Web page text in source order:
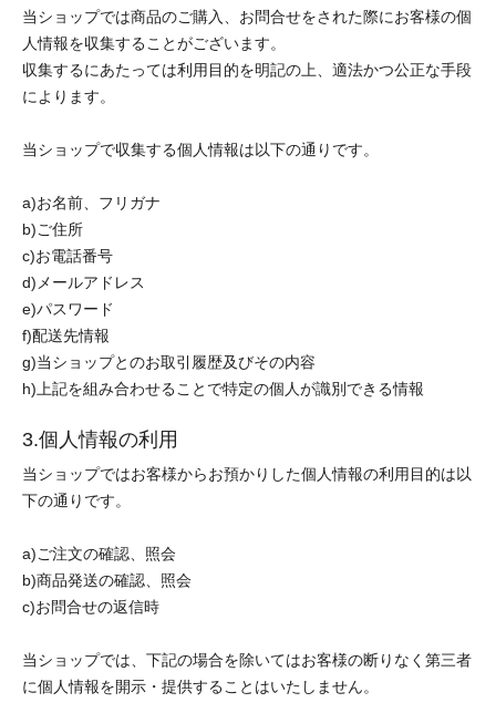
当ショップでは商品のご購入、お問合せをされた際にお客様の個
人情報を収集することがございます。
収集するにあたっては利用目的を明記の上、適法かつ公正な手段
によります。
当ショップで収集する個人情報は以下の通りです。
a)お名前、フリガナ
b)ご住所
c)お電話番号
d)メールアドレス
e)パスワード
f)配送先情報
g)当ショップとのお取引履歴及びその内容
h)上記を組み合わせることで特定の個人が識別できる情報
3.個人情報の利用
当ショップではお客様からお預かりした個人情報の利用目的は以
下の通りです。
a)ご注文の確認、照会
b)商品発送の確認、照会
c)お問合せの返信時
当ショップでは、下記の場合を除いてはお客様の断りなく第三者
に個人情報を開示・提供することはいたしません。